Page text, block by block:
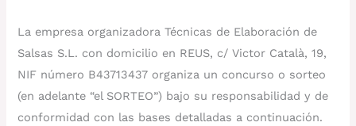
La empresa organizadora Técnicas de Elaboración de
Salsas S.L. con domicilio en REUS, c/ Victor Català, 19,
NIF número B43713437 organiza un concurso o sorteo
(en adelante “el SORTEO”) bajo su responsabilidad y de
conformidad con las bases detalladas a continuación.